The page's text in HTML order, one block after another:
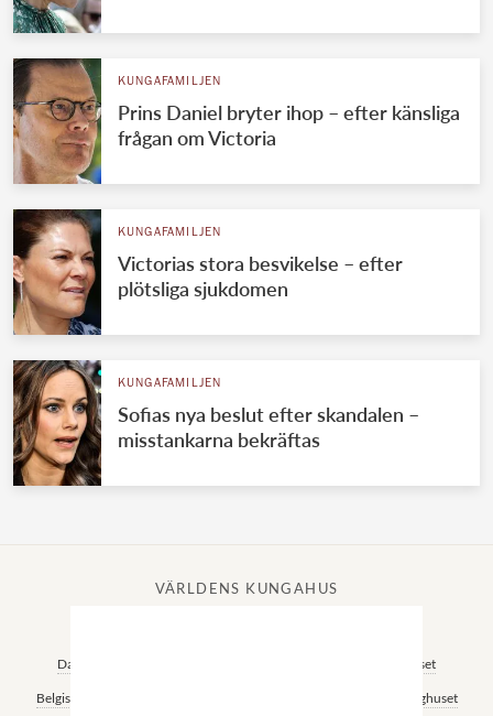
KUNGAFAMILJEN
Prins Daniel bryter ihop – efter känsliga
frågan om Victoria
KUNGAFAMILJEN
Victorias stora besvikelse – efter
plötsliga sjukdomen
KUNGAFAMILJEN
Sofias nya beslut efter skandalen –
misstankarna bekräftas
VÄRLDENS KUNGAHUS
Danska kungahuset Nederländska kungahuset
Belgiska kungahuset Luxemburgska storhertighuset